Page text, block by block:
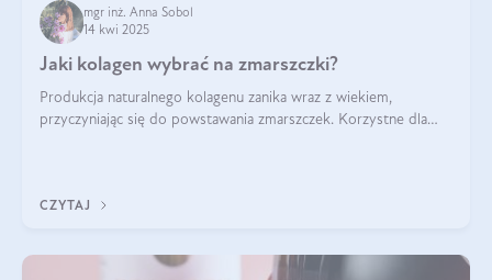
mgr inż. Anna Sobol
14 kwi 2025
Jaki kolagen wybrać na zmarszczki?
Produkcja naturalnego kolagenu zanika wraz z wiekiem,
przyczyniając się do powstawania zmarszczek. Korzystne dla
CZYTAJ